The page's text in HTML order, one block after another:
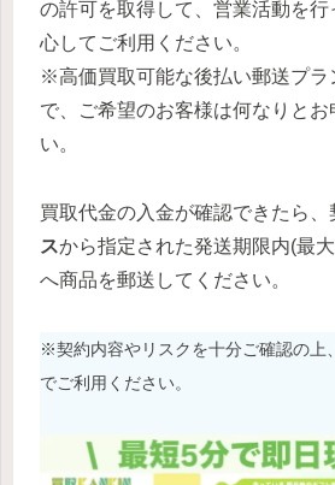
の許可を取得して、営業活動を
心してご利用ください。
※高価買取可能な後払い郵送プラ
で、ご希望のお客様は何なりとお
い。
買取代金の入金が確認できたら、
スから指定された発送期限内(最
へ商品を郵送してください。
※契約内容やリスクを十分ご確認の上
でご利用ください。